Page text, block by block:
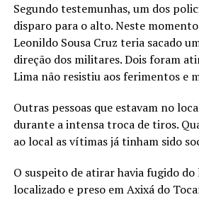
Segundo testemunhas, um dos
disparo para o alto. Neste
Leonildo Sousa Cruz teria sacado
direção dos militares. Dois foram
Lima não resistiu aos ferimentos e
Outras pessoas que estavam no
durante a intensa troca de tiros.
ao local as vítimas já tinham sido
O suspeito de atirar havia fugido do
localizado e preso em Axixá do